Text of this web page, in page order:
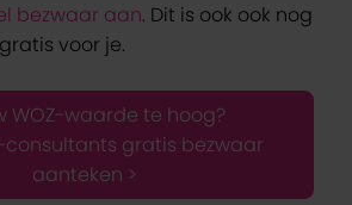
bezwaar aan. Dit is ook ook nog
voor je.
WOZ-waarde te hoog?
consultants gratis bezwaar
aanteken >